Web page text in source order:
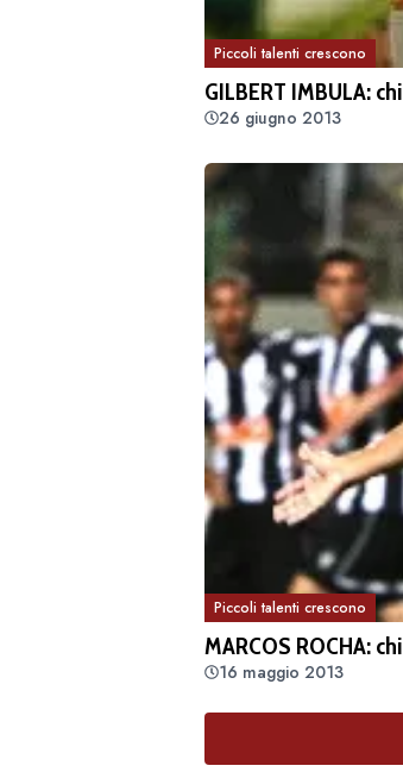
Piccoli talenti crescono
GILBERT IMBULA:
26 giugno 2013
Piccoli talenti crescono
MARCOS ROCHA:
16 maggio 2013